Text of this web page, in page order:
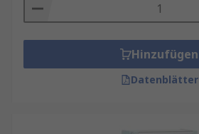
Hinzufügen
Datenblätter